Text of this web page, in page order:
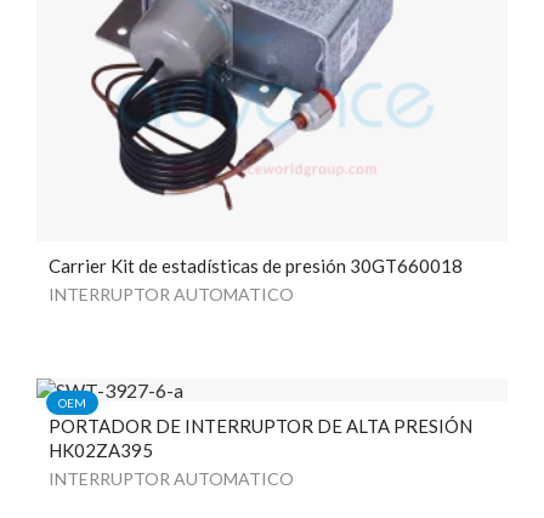
Carrier Kit de estadísticas de presión 30GT660018
INTERRUPTOR AUTOMATICO
OEM
PORTADOR DE INTERRUPTOR DE ALTA PRESIÓN
HK02ZA395
INTERRUPTOR AUTOMATICO